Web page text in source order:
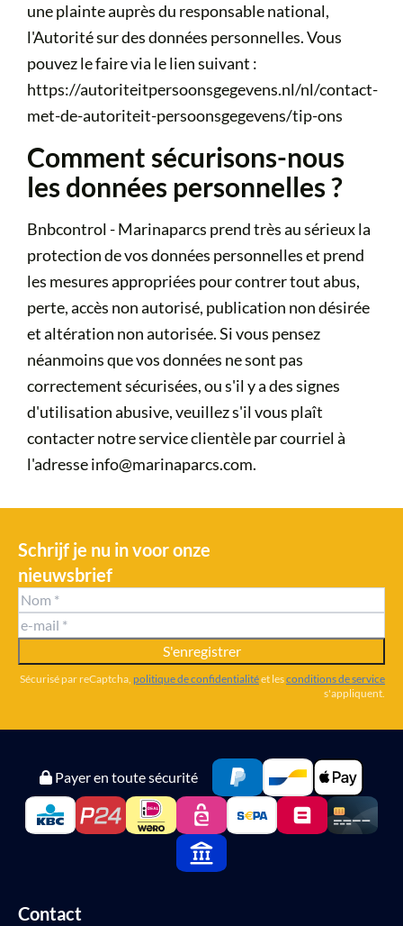
une plainte auprès du responsable national,
l'Autorité sur des données personnelles. Vous
pouvez le faire via le lien suivant :
https://autoriteitpersoonsgegevens.nl/nl/contact-
met-de-autoriteit-persoonsgegevens/tip-ons
Comment sécurisons-nous
les données personnelles ?
Bnbcontrol - Marinaparcs prend très au sérieux la
protection de vos données personnelles et prend
les mesures appropriées pour contrer tout abus,
perte, accès non autorisé, publication non désirée
et altération non autorisée. Si vous pensez
néanmoins que vos données ne sont pas
correctement sécurisées, ou s'il y a des signes
d'utilisation abusive, veuillez s'il vous plaît
contacter notre service clientèle par courriel à
l'adresse info@marinaparcs.com.
Schrijf je nu in voor onze
nieuwsbrief
S'enregistrer
Sécurisé par reCaptcha, politique de confidentialitéet lesconditions de service
s'appliquent.
Payer en toute sécurité
Contact